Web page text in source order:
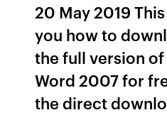
20 May 2019
you how to
the full version
Word 2007 for
the direct